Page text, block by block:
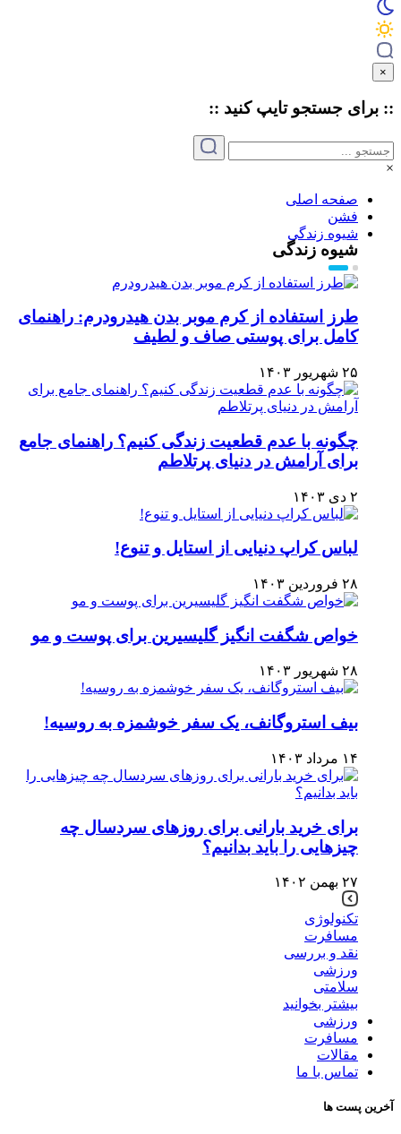
×
:: برای جستجو تایپکنید ::
×
صفحه اصلی
فشن
شیوه زندگی
شیوه زندگی
طرز استفاده از کرم موبر بدن هیدرودرم: راهنمای
کامل برای پوستی صاف و لطیف
۲۵ شهریور ۱۴۰۳
چگونه با عدم قطعیت زندگی کنیم؟ راهنمای جامع
برای آرامش در دنیای پرتلاطم
۲ دی ۱۴۰۳
لباس کراپ دنیایی از استایل و تنوع!
۲۸ فروردین ۱۴۰۳
خواص شگفت انگیز گلیسیرین برای پوست و مو
۲۸ شهریور ۱۴۰۳
بیف استروگانف، یک سفر خوشمزه به روسیه!
۱۴ مرداد ۱۴۰۳
برای خرید بارانی برای روزهای سردسال چه
چیزهایی را باید بدانیم؟
۲۷ بهمن ۱۴۰۲
تکنولوژی
مسافرت
نقد و بررسی
ورزشی
سلامتی
بیشتر بخوانید
ورزشی
مسافرت
مقالات
تماس با ما
آخرین پست ها